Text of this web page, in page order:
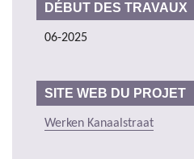
DÉBUT DES TRAVAUX
06-2025
SITE WEB DU PROJET
Werken Kanaalstraat